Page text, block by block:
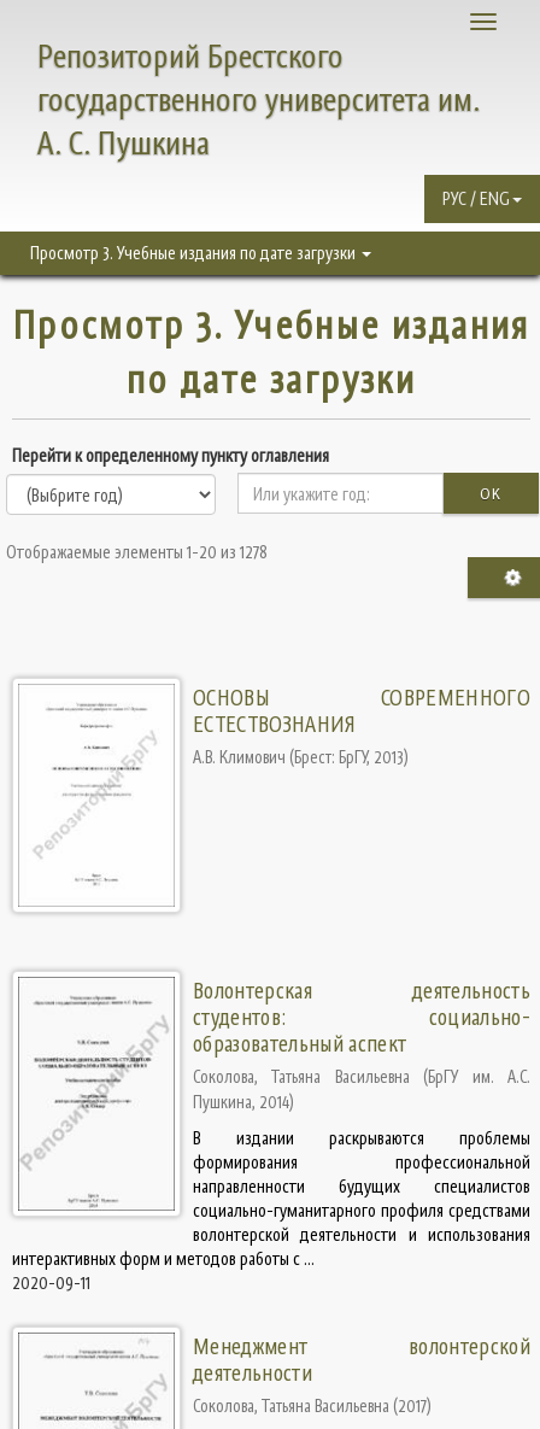
Toggle
Репозиторий Брестского
государственного университета им.
А. С. Пушкина
РУС / ENG
Просмотр 3. Учебные издания по дате загрузки
Просмотр 3. Учебные издания
по дате загрузки
Перейти к определенному пункту оглавления
OK
Отображаемые элементы 1-20 из 1278
ОСНОВЫ СОВРЕМЕННОГО
ЕСТЕСТВОЗНАНИЯ
А.В. Климович (Брест: БрГУ, 2013)
Волонтерская деятельность
студентов: социально-
образовательный аспект
Соколова, Татьяна Васильевна (БрГУ им. А.С.
Пушкина, 2014)
В издании раскрываются проблемы
формирования профессиональной
направленности будущих специалистов
социально-гуманитарного профиля средствами
волонтерской деятельности и использования
интерактивных форм и методов работы с ...
2020-09-11
Менеджмент волонтерской
деятельности
Соколова, Татьяна Васильевна (2017)